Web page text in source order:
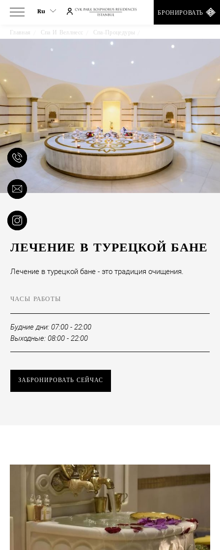
Ru
Ru
De
Ar
Fa
It
He
БРОНИРОВАТЬ
Главная Спа И Веллнесс Спа-Процедуры
ЛЕЧЕНИЕ В ТУРЕЦКОЙ БАНЕ
Лечение в турецкой бане - это традиция очищения.
ЧАСЫ РАБОТЫ
Будние дни: 07:00 - 22:00
Выходные: 08:00 - 22:00
ЗАБРОНИРОВАТЬ СЕЙЧАС